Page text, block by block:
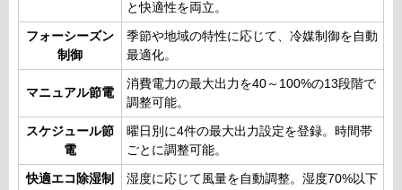
と快適性を両立。
フォーシーズン
制御
季節や地域の特性に応じて、冷媒制御を自動
最適化。
マニュアル節電
消費電力の最大出力を40～100%の13段階で
調整可能。
スケジュール節
電
曜日別に4件の最大出力設定を登録。時間帯
ごとに調整可能。
快適エコ除湿制
湿度に応じて風量を自動調整。湿度70%以下